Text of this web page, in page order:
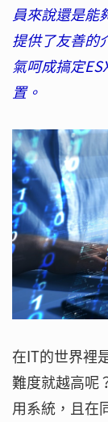
員來說還是能
提供了友善的
氣呵成搞定
置。
在IT的世界裡
難度就越高呢
用系統，且在